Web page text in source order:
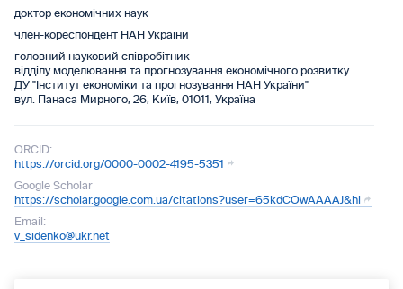
доктор економічних наук
член-кореспондент НАН України
головний науковий співробітник
відділу моделювання та прогнозування економічного розвитку
ДУ "Інститут економіки та прогнозування НАН України"
вул. Панаса Мирного, 26, Київ, 01011, Україна
ORCID:
https://orcid.org/0000-0002-4195-5351
Google Scholar
https://scholar.google.com.ua/citations?user=65kdCOwAAAAJ&hl
Email:
v_sidenko@ukr.net